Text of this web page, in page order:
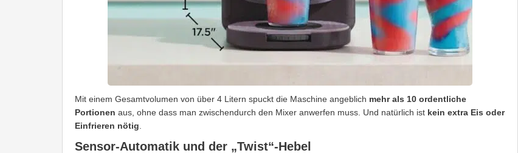
Mit einem Gesamtvolumen von über 4 Litern spuckt die Maschine angeblich mehr als 10 ordentliche
Portionen aus, ohne dass man zwischendurch den Mixer anwerfen muss. Und natürlich ist kein extra Eis oder
Einfrieren nötig
Sensor-Automatik und der „Twist“-Hebel